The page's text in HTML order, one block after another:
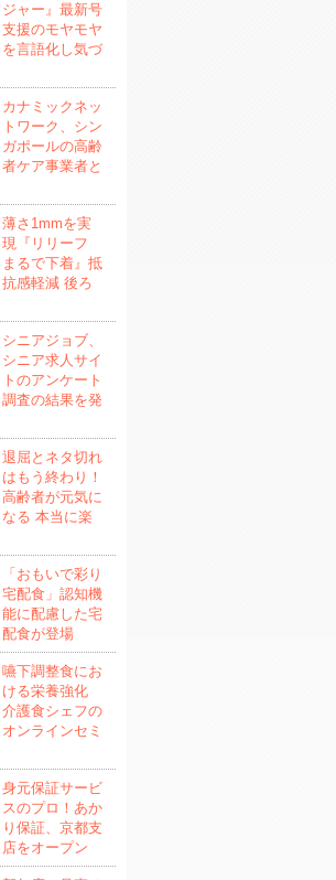
ジャー』最新号
支援のモヤモヤ
を言語化し気づ
カナミックネッ
トワーク、シン
ガポールの高齢
者ケア事業者と
薄さ1mmを実
現『リリーフ
まるで下着』抵
抗感軽減 後ろ
シニアジョブ、
シニア求人サイ
トのアンケート
調査の結果を発
退屈とネタ切れ
はもう終わり！
高齢者が元気に
なる 本当に楽
「おもいで彩り
宅配食」認知機
能に配慮した宅
配食が登場
嚥下調整食にお
ける栄養強化
介護食シェフの
オンラインセミ
身元保証サービ
スのプロ！あか
り保証、京都支
店をオープン